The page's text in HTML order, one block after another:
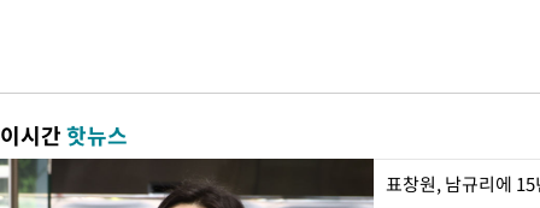
이시간핫뉴스